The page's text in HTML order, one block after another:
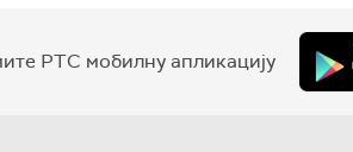
РТС мобилну апликацију